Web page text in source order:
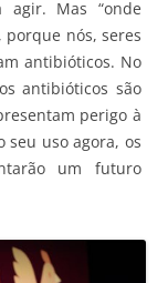
agir. Mas “onde
porque nós, seres
antibióticos. No
antibióticos são
perigo à
seu uso agora, os
um futuro